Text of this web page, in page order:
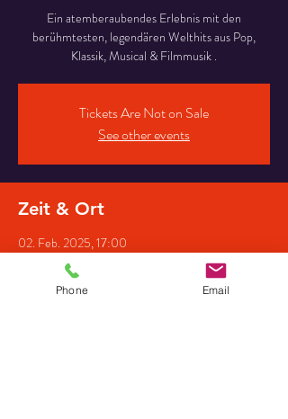
Ein atemberaubendes Erlebnis mit den
berühmtesten, legendären Welthits aus Pop,
Klassik, Musical & Filmmusik .
Tickets Are Not on Sale
See other events
Zeit & Ort
02. Feb. 2025, 17:00
St.-Petrus-Kirche, Artlandstraße 12, 49610
Quakenbrück, Deutschland
Phone Email